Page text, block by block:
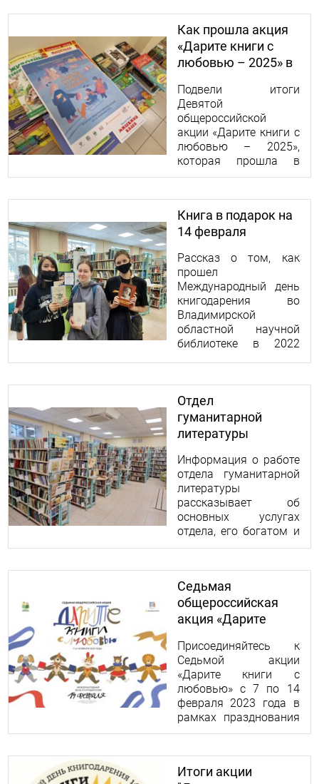
художественная
литература.
Как прошла акция
«Дарите книги с
любовью – 2025» в
Подвели итоги
Девятой
общероссийской
акции «Дарите книги с
любовью – 2025»,
которая прошла в
стенах Владимирской
библиотеки.
Книга в подарок на
14 февраля
Рассказ о том, как
прошел
Международный день
книгодарения во
Владимирской
областной научной
библиотеке в 2022
Отдел
гуманитарной
литературы
Информация о работе
отдела гуманитарной
литературы
рассказывает об
основных услугах
отдела, его богатом и
разнообразном фонде,
продления литературы
и графике работы.
Седьмая
общероссийская
акция «Дарите
Присоединяйтесь к
Седьмой акции
«Дарите книги с
любовью» с 7 по 14
февраля 2023 года в
рамках празднования
Дня книгодарения.
Итоги акции